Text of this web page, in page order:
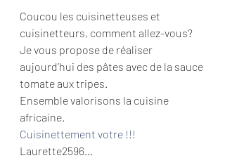
Coucou les cuisinetteuses et
cuisinetteurs, comment allez-vous?
Je vous propose de réaliser
aujourd’hui des pâtes avec de la sauce
tomate aux tripes.
Ensemble valorisons la cuisine
africaine.
Cuisinettement votre !!!
Laurette2596…